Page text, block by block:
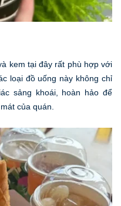
kem tại đây rất phù hợp với
loại đồ uống này không chỉ
sảng khoái, hoàn hảo để
của quán.